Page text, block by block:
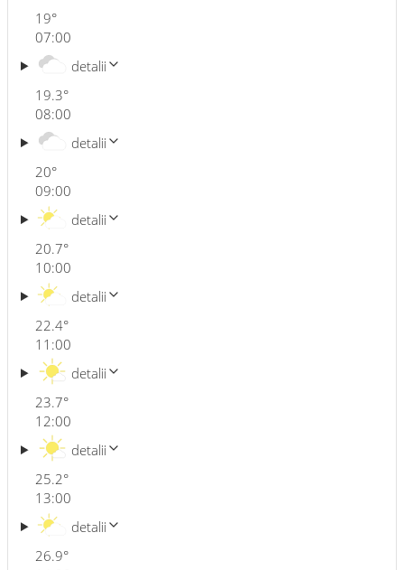
19°
07:00
19.3°
detalii
08:00
20°
detalii
09:00
20.7°
detalii
10:00
22.4°
detalii
11:00
23.7°
detalii
12:00
25.2°
detalii
13:00
26.9°
detalii